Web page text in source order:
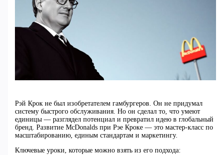
Рэй Крок не был изобретателем гамбургеров. Он не придумал
систему быстрого обслуживания. Но он сделал то, что умеют
единицы — разглядел потенциал и превратил идею в глобальный
бренд. Развитие McDonalds при Рэе Кроке — это мастер-класс по
масштабированию, единым стандартам и маркетингу.
Ключевые уроки, которые можно взять из его подхода: